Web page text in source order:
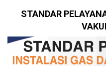
STANDAR